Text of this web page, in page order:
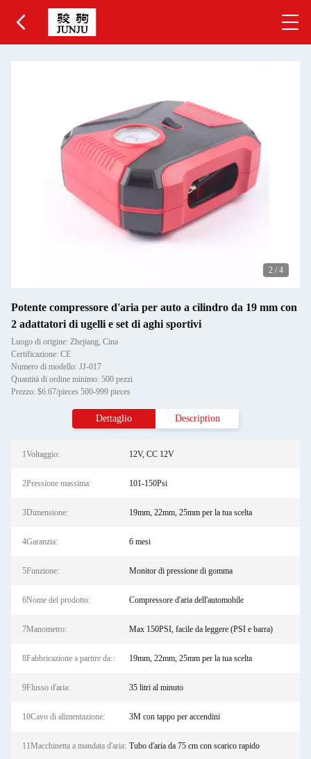
2 / 4
Potente compressore d'aria per auto a cilindro da 19 mm con
2 adattatori di ugelli e set di aghi sportivi
Luogo di origine: Zhejiang, Cina
Certificazione: CE
Numero di modello: JJ-017
Quantità di ordine minimo: 500 pezzi
Prezzo: $6.67/pieces 500-999 pieces
Dettaglio Description
1Voltaggio: 12V, CC 12V
2Pressione massima: 101-150Psi
3Dimensione: 19mm, 22mm, 25mm per la tua scelta
4Garanzia: 6 mesi
5Funzione: Monitor di pressione di gomma
6Nome del prodotto: Compressore d'aria dell'automobile
7Manometro: Max 150PSI, facile da leggere (PSI e barra)
8Fabbricazione a partire da:: 19mm, 22mm, 25mm per la tua scelta
9Flusso d'aria: 35 litri al minuto
10Cavo di alimentazione: 3M con tappo per accendini
11Macchinetta a mandata d'aria: Tubo d'aria da 75 cm con scarico rapido